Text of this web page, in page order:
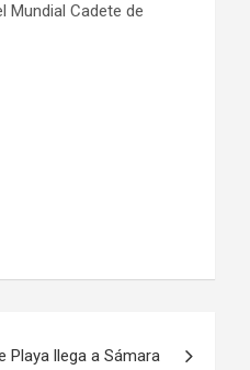
Mundial Cadete de
Playa llega a Sámara